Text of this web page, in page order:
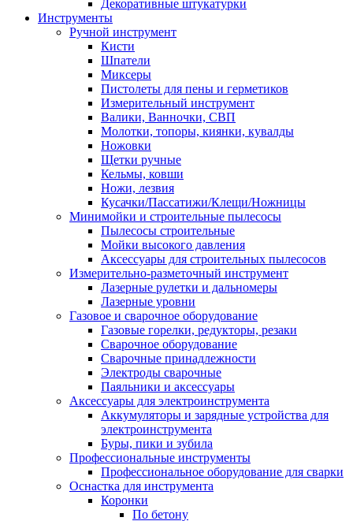
Декоративные штукатурки
Инструменты
Ручной инструмент
Кисти
Шпатели
Миксеры
Пистолеты для пены и герметиков
Измерительный инструмент
Валики, Ванночки, СВП
Молотки, топоры, киянки, кувалды
Ножовки
Щетки ручные
Кельмы, ковши
Ножи, лезвия
Кусачки/Пассатижи/Клещи/Ножницы
Минимойки и строительные пылесосы
Пылесосы строительные
Мойки высокого давления
Аксессуары для строительных пылесосов
Измерительно-разметочный инструмент
Лазерные рулетки и дальномеры
Лазерные уровни
Газовое и сварочное оборудование
Газовые горелки, редукторы, резаки
Сварочное оборудование
Сварочные принадлежности
Электроды сварочные
Паяльники и аксессуары
Аксессуары для электроинструмента
Аккумуляторы и зарядные устройства для
электроинструмента
Буры, пики и зубила
Профессиональные инструменты
Профессиональное оборудование для сварки
Оснастка для инструмента
Коронки
По бетону